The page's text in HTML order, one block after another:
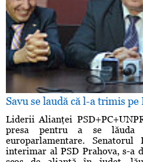
Savu se laudă că l-a trimis pe
Liderii Alianţei
presa pentru a se lăuda
europarlamentare. Senatorul
interimar al PSD Prahova, s-a